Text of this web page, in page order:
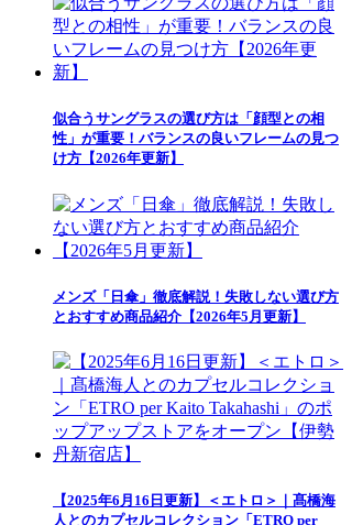
似合うサングラスの選び方は「顔型との相
性」が重要！バランスの良いフレームの見つ
け方【2026年更新】
メンズ「日傘」徹底解説！失敗しない選び方
とおすすめ商品紹介【2026年5月更新】
【2025年6月16日更新】＜エトロ＞｜髙橋海
人とのカプセルコレクション「ETRO per